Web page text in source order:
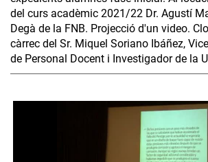
del curs acadèmic 2021/22 Dr. Agustí
Degà de la FNB. Projecció d'un video.
càrrec del Sr. Miquel Soriano Ibáñez,
de Personal Docent i Investigador de la